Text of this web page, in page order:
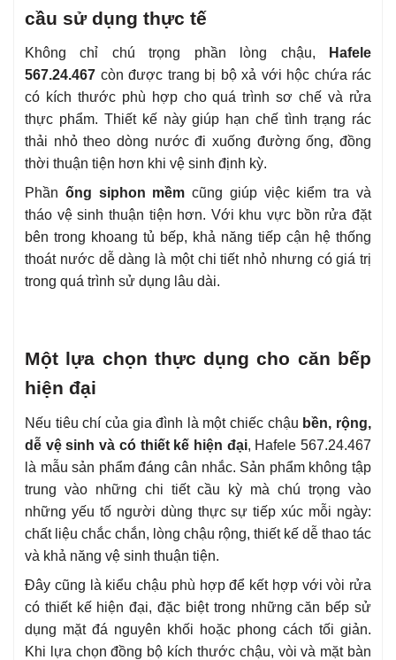
cầu sử dụng thực tế
Không chỉ chú trọng phần lòng chậu,
Hafele
567.24.467 còn được trang bị bộ xả với hộc chứa rác
có kích thước phù hợp cho quá trình sơ chế và rửa
thực phẩm. Thiết kế này giúp hạn chế tình trạng rác
thải nhỏ theo dòng nước đi xuống đường ống, đồng
thời thuận tiện hơn khi vệ sinh định kỳ.
Phần ống siphon mềm cũng giúp việc kiểm tra và
tháo vệ sinh thuận tiện hơn. Với khu vực bồn rửa đặt
bên trong khoang tủ bếp, khả năng tiếp cận hệ thống
thoát nước dễ dàng là một chi tiết nhỏ nhưng có giá trị
trong quá trình sử dụng lâu dài.
Một lựa chọn thực dụng cho căn bếp
hiện đại
Nếu tiêu chí của gia đình là một chiếc chậu bền, rộng,
dễ vệ sinh và có thiết kế hiện đại, Hafele 567.24.467
là mẫu sản phẩm đáng cân nhắc. Sản phẩm không tập
trung vào những chi tiết cầu kỳ mà chú trọng vào
những yếu tố người dùng thực sự tiếp xúc mỗi ngày:
chất liệu chắc chắn, lòng chậu rộng, thiết kế dễ thao tác
và khả năng vệ sinh thuận tiện.
Đây cũng là kiểu chậu phù hợp để kết hợp với vòi rửa
có thiết kế hiện đại, đặc biệt trong những căn bếp sử
dụng mặt đá nguyên khối hoặc phong cách tối giản.
Khi lựa chọn đồng bộ kích thước chậu, vòi và mặt bàn